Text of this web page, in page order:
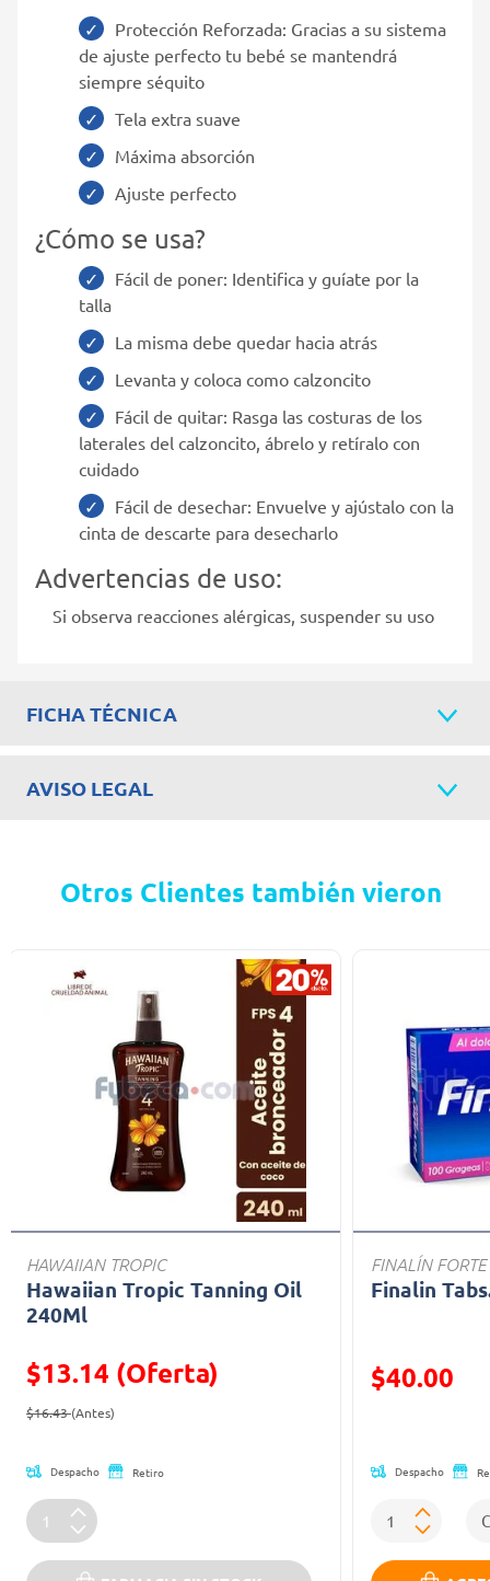
Protección Reforzada: Gracias a su sistema
de ajuste perfecto tu bebé se mantendrá
siempre séquito
Tela extra suave
Máxima absorción
Ajuste perfecto
¿Cómo se usa?
Fácil de poner: Identifica y guíate por la
talla
La misma debe quedar hacia atrás
Levanta y coloca como calzoncito
Fácil de quitar: Rasga las costuras de los
laterales del calzoncito, ábrelo y retíralo con
cuidado
Fácil de desechar: Envuelve y ajústalo con la
cinta de descarte para desecharlo
Advertencias de uso:
Si observa reacciones alérgicas, suspender su uso
FICHA TÉCNICA
AVISO LEGAL
Otros Clientes también vieron
HAWAIIAN TROPIC
Hawaiian Tropic Tanning Oil
240Ml
$13.14 (Oferta)
Precio reducido de
$16.43(Antes)
Despacho Retiro
FINALÍN FORTE
Finalin
Precio
$40.00
Despacho